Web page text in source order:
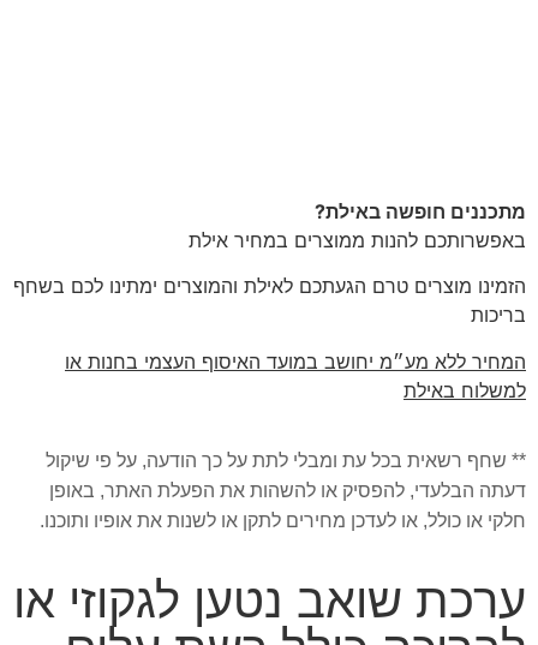
מתכננים חופשה באילת?
באפשרותכם להנות ממוצרים במחיר אילת
הזמינו מוצרים טרם הגעתכם לאילת והמוצרים ימתינו לכם בשחף
בריכות
המחיר ללא מע״מ יחושב במועד האיסוף העצמי בחנות או
למשלוח באילת
** שחף רשאית בכל עת ומבלי לתת על כך הודעה, על פי שיקול
דעתה הבלעדי, להפסיק או להשהות את הפעלת האתר, באופן
חלקי או כולל, או לעדכן מחירים לתקן או לשנות את אופיו ותוכנו.
ערכת שואב נטען לגקוזי או